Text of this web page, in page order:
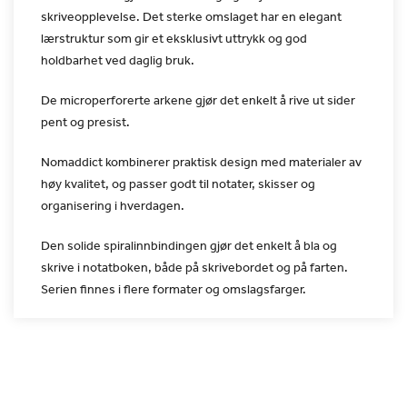
skriveopplevelse. Det sterke omslaget har en elegant
lærstruktur som gir eteksklusivt uttrykk og god
holdbarhet ved daglig bruk.
De microperforerte arkene gjør det enkelt å rive ut sider
pentog presist.
Nomaddict kombinerer praktisk design med materialer av
høykvalitet, og passer godt til notater, skisser og
organisering ihverdagen.
Den solide spiralinnbindingen gjør det enkelt å bla og
skrive inotatboken, både på skrivebordet og på farten.
Serien finnes iflere formater og omslagsfarger.